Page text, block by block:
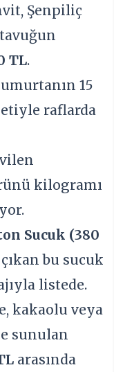
Şenpiliç
TL.
15
raflarda
kilogramı
Sucuk (380
bu sucuk
listede.
kakaolu veya
sunulan
arasında